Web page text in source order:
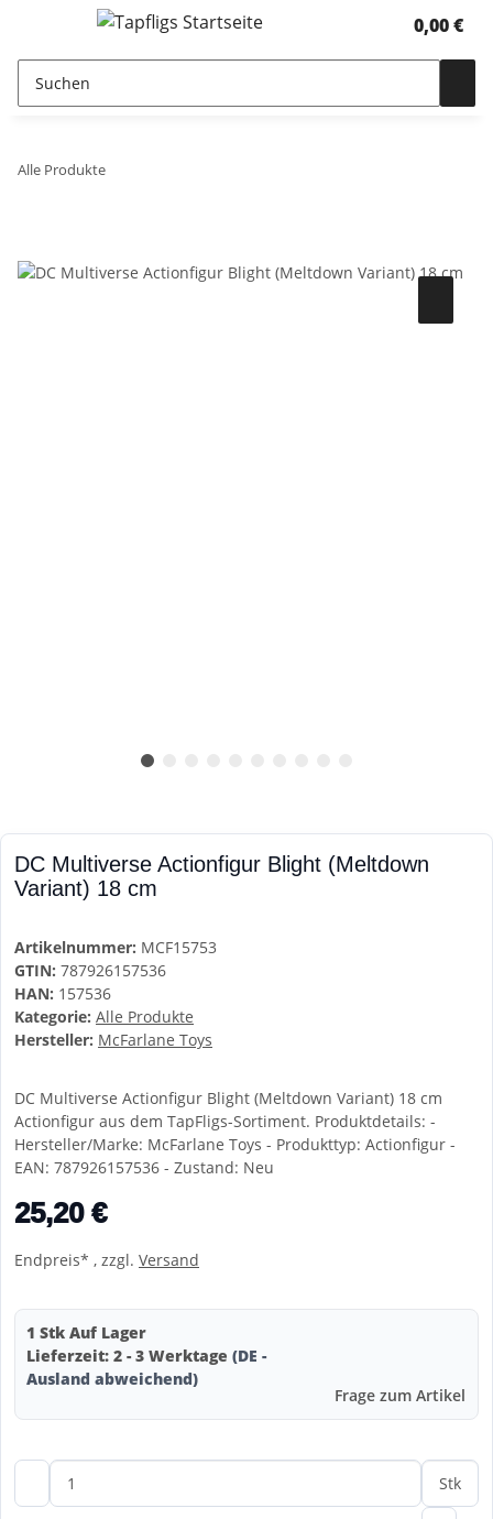
0,00 €
Alle Produkte
DC Multiverse Actionfigur Blight (Meltdown
Variant) 18 cm
Artikelnummer: MCF15753
GTIN: 787926157536
HAN: 157536
Kategorie: Alle Produkte
Hersteller: McFarlane Toys
DC Multiverse Actionfigur Blight (Meltdown Variant) 18 cm
Actionfigur aus dem TapFligs-Sortiment. Produktdetails: -
Hersteller/Marke: McFarlane Toys - Produkttyp: Actionfigur -
EAN: 787926157536 - Zustand: Neu
25,20 €
Endpreis* , zzgl. Versand
1 Stk Auf Lager
Lieferzeit: 2 - 3 Werktage (DE -
Ausland abweichend)
Frage zum Artikel
Stk